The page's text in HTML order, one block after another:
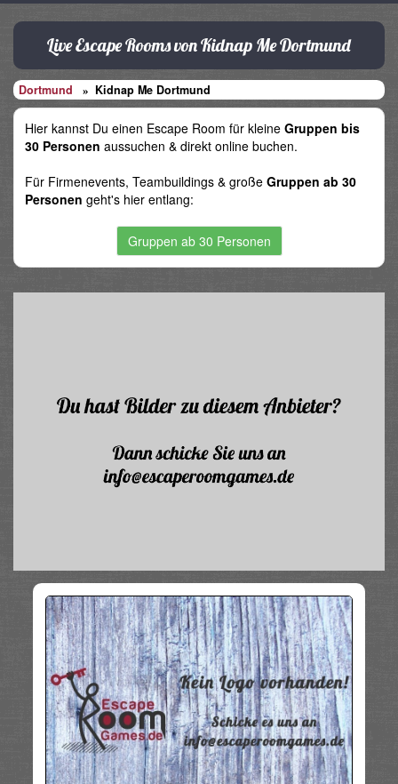
Live Escape Rooms von Kidnap Me Dortmund
Dortmund Kidnap Me Dortmund
Hier kannst Du einen Escape Room für kleine Gruppen bis
30 Personen aussuchen & direkt online buchen.
Für Firmenevents, Teambuildings & große Gruppen ab 30
Personen geht's hier entlang:
Gruppen ab 30 Personen